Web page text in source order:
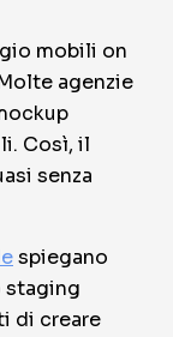
mobili on
agenzie
Così, il
senza
spiegano
staging
di creare